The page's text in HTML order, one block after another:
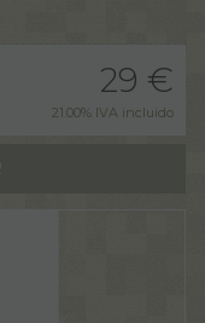
29 €
21.00% IVA incluido